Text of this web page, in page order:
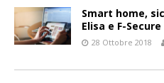
Smart home,
Elisa e F-Secure
28 Ottobre 2018